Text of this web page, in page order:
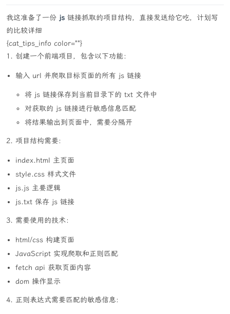
我这准备了一份 js 链接抓取的项目结构，直接发送给它吃，计划写
的比较详细
{cat_tips_info color=""}
1. 创建一个前端项目，包含以下功能：
输入 url 并爬取目标页面的所有 js 链接
将 js 链接保存到当前目录下的 txt 文件中
对获取的 js 链接进行敏感信息匹配
将结果输出到页面中，需要分隔开
2. 项目结构需要:
index.html 主页面
style.css 样式文件
js.js 主要逻辑
js.txt 保存 js 链接
3. 需要使用的技术：
html/css 构建页面
JavaScript 实现爬取和正则匹配
fetch api 获取页面内容
dom 操作显示
4. 正则表达式需要匹配的敏感信息: